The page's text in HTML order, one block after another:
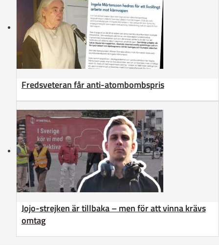
Fredsveteran får anti-atombombspris
Jojo-strejken är tillbaka – men för att vinna krävs
omtag